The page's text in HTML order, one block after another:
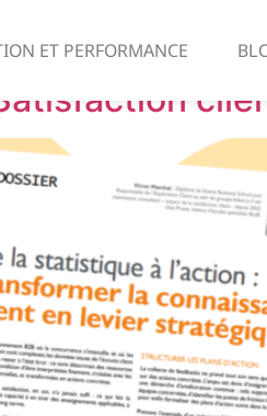
ET PERFORMANCE